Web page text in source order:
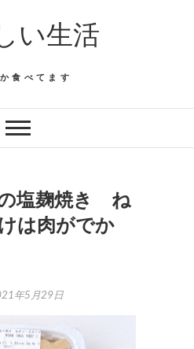
い生活
食べてます
塩麹焼き ね
は肉がでか
年5月29日